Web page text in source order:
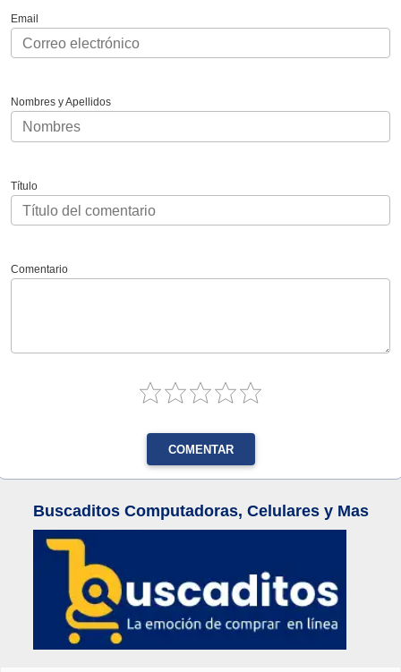
Email
Nombres y Apellidos
Título
Comentario
COMENTAR
Buscaditos Computadoras, Celulares y Mas